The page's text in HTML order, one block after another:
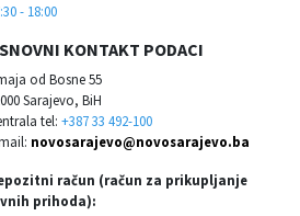
- 18:00
KONTAKT PODACI
od Bosne 55
Sarajevo, BiH
tel: +387 33 492-100
novosarajevo@novosarajevo.ba
račun (račun za prikupljanje
prihoda):